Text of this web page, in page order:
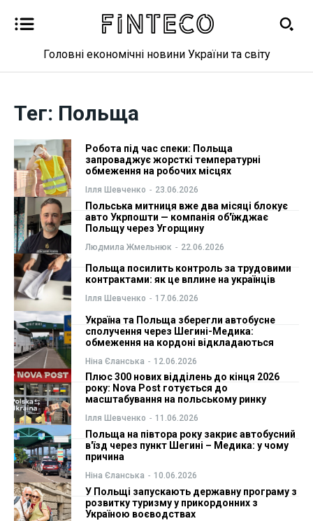
Фінанси
Валютний ринок
Криптовалюта
Робота і освіта
Публікації
ФОП
Курс валют
Ми в соц. мережах
Фінанси
Валютний ринок
Криптовалюта
Робота і освіта
Публікації
ФОП
Курс валют
Ми в соц. мережах
Головні економічні новини України та світу
Тег: Польща
Робота під час спеки: Польща
запроваджує жорсткі температурні
обмеження на робочих місцях
Ілля Шевченко - 23.06.2026
Польська митниця вже два місяці блокує
авто Укрпошти — компанія об'їжджає
Польщу через Угорщину
Людмила Жмельнюк - 22.06.2026
Польща посилить контроль за трудовими
контрактами: як це вплине на українців
Ілля Шевченко - 17.06.2026
Україна та Польща зберегли автобусне
сполучення через Шегині-Медика:
обмеження на кордоні відкладаються
Ніна Єланська - 12.06.2026
Плюс 300 нових відділень до кінця 2026
року: Nova Post готується до
масштабування на польському ринку
Ілля Шевченко - 11.06.2026
Польща на півтора року закриє автобусний
в'їзд через пункт Шегині – Медика: у чому
причина
Ніна Єланська - 10.06.2026
У Польщі запускають державну програму з
розвитку туризму у прикордонних з
Україною воєводствах